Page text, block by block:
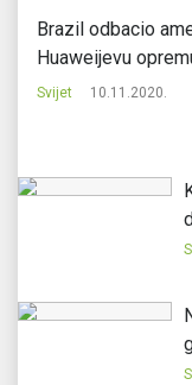
Brazil odbacio
Huaweijevu
Svijet 10.11.2020.